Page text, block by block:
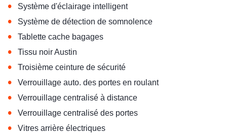
• Système d'éclairage intelligent
• Système de détection de somnolence
• Tablette cache bagages
• Tissu noir Austin
• Troisième ceinture de sécurité
• Verrouillage auto. des portes en roulant
• Verrouillage centralisé à distance
• Verrouillage centralisé des portes
• Vitres arrière électriques